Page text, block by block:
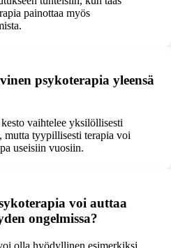
painottaa myös
psykoterapia yleensä
vaihtelee yksilöllisesti
mutta tyypillisesti terapia voi
useisiin vuosiin.
voi auttaa
ongelmissa?
olla hyödyllinen esimerkiksi